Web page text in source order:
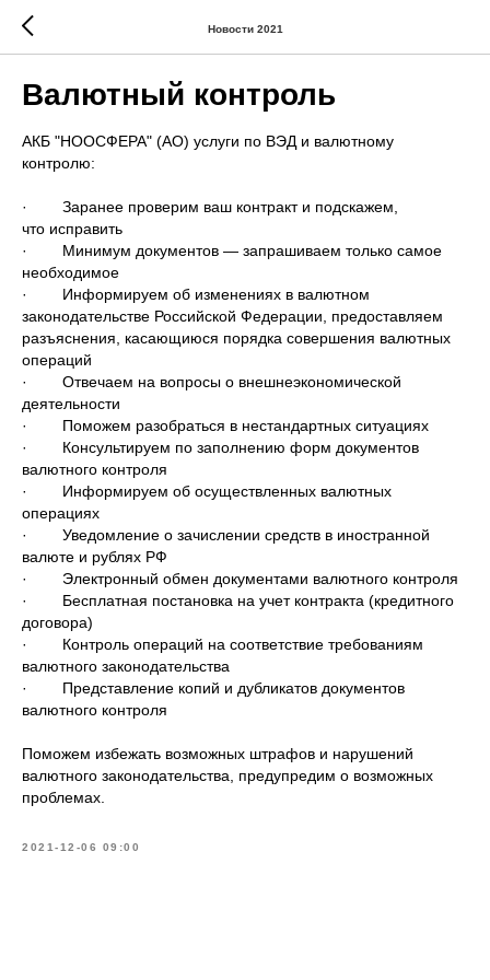
Новости 2021
Валютный контроль
АКБ "НООСФЕРА" (АО) услуги по ВЭД и валютному
контролю:
· Заранее проверим ваш контракт и подскажем,
что исправить
· Минимум документов — запрашиваем только самое
необходимое
· Информируем об изменениях в валютном
законодательстве Российской Федерации, предоставляем
разъяснения, касающиюся порядка совершения валютных
операций
· Отвечаем на вопросы о внешнеэкономической
деятельности
· Поможем разобраться в нестандартных ситуациях
· Консультируем по заполнению форм документов
валютного контроля
· Информируем об осуществленных валютных
операциях
· Уведомление о зачислении средств в иностранной
валюте и рублях РФ
· Электронный обмен документами валютного контроля
· Бесплатная постановка на учет контракта (кредитного
договора)
· Контроль операций на соответствие требованиям
валютного законодательства
· Представление копий и дубликатов документов
валютного контроля
Поможем избежать возможных штрафов и нарушений
валютного законодательства, предупредим о возможных
проблемах.
2021-12-06 09:00